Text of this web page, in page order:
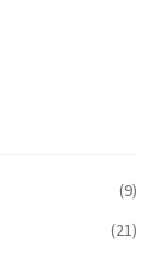
(9)
(21)